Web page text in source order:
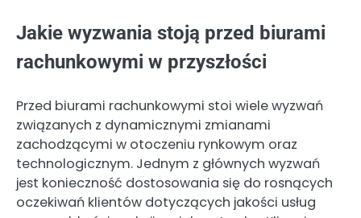
Jakie wyzwania stoją przed biurami
rachunkowymi w przyszłości
Przed biurami rachunkowymi stoi wiele wyzwań
związanych z dynamicznymi zmianami
zachodzącymi w otoczeniu rynkowym oraz
technologicznym. Jednym z głównych wyzwań
jest konieczność dostosowania się do rosnących
oczekiwań klientów dotyczących jakości usług